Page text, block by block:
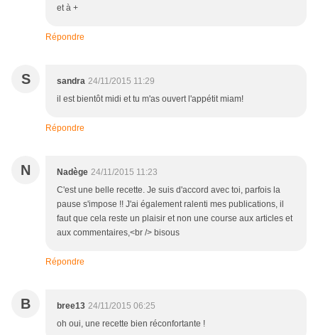
et à +
Répondre
S sandra 24/11/2015 11:29
il est bientôt midi et tu m'as ouvert l'appétit miam!
Répondre
N Nadège 24/11/2015 11:23
C'est une belle recette. Je suis d'accord avec toi, parfois la
pause s'impose !! J'ai également ralenti mes publications, il
faut que cela reste un plaisir et non une course aux articles et
aux commentaires,<br /> bisous
Répondre
B bree13 24/11/2015 06:25
oh oui, une recette bien réconfortante !